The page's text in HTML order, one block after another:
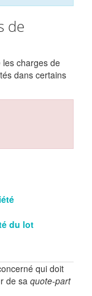
de
les charges de
dans certains
du lot
qui doit
de sa quote-part